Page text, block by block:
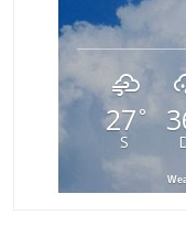
27 °
S